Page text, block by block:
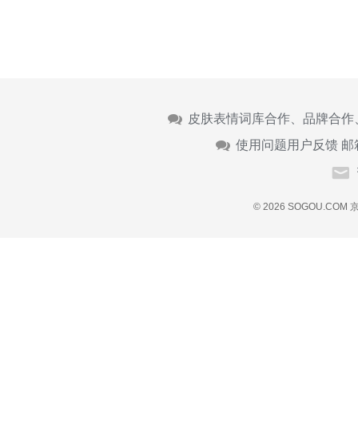
皮肤表情词库合作、品牌合
使用问题用户反馈 邮
© 2026 SOGOU.COM